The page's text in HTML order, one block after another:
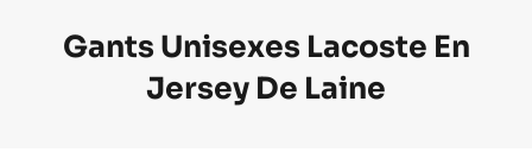
Gants Unisexes Lacoste En
Jersey De Laine